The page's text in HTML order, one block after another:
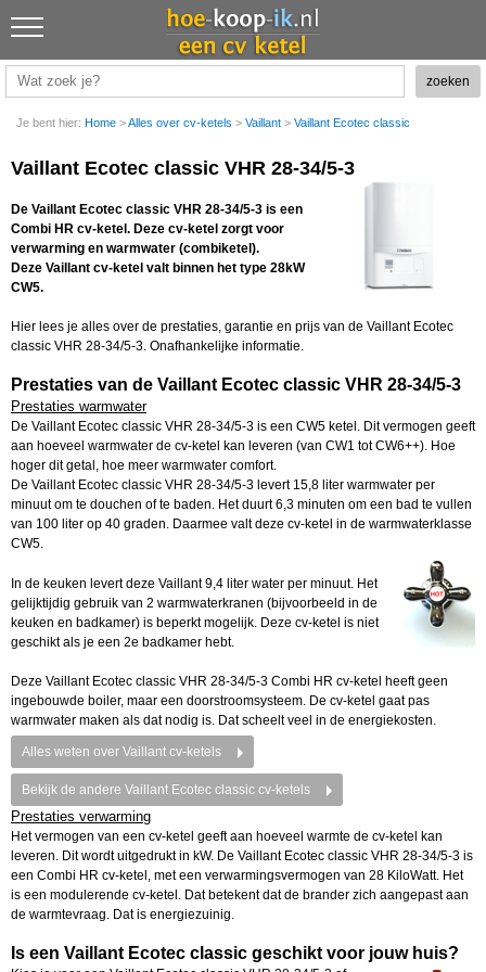
Je bent hier: Home >Alles over cv-ketels > Vaillant > Vaillant Ecotec classic
Vaillant Ecotec classic VHR 28-34/5-3
De Vaillant Ecotec classic VHR 28-34/5-3 is een
Combi HR cv-ketel. Deze cv-ketel zorgt voor
verwarming en warmwater (combiketel).
Deze Vaillant cv-ketel valt binnen het type 28kW
CW5.
Hier lees je alles over de prestaties, garantie en prijs van de Vaillant Ecotec
classic VHR 28-34/5-3. Onafhankelijke informatie.
Prestaties van de Vaillant Ecotec classic VHR 28-34/5-3
Prestaties warmwater
De Vaillant Ecotec classic VHR 28-34/5-3 is een CW5 ketel. Dit vermogen geeft
aan hoeveel warmwater de cv-ketel kan leveren (van CW1 tot CW6++). Hoe
hoger dit getal, hoe meer warmwater comfort.
De Vaillant Ecotec classic VHR 28-34/5-3 levert 15,8 liter warmwater per
minuut om te douchen of te baden. Het duurt 6,3 minuten om een bad te vullen
van 100 liter op 40 graden. Daarmee valt deze cv-ketel in de warmwaterklasse
CW5.
In de keuken levert deze Vaillant 9,4 liter water per minuut. Het
gelijktijdig gebruik van 2 warmwaterkranen (bijvoorbeeld in de
keuken en badkamer) is beperkt mogelijk. Deze cv-ketel is niet
geschikt als je een 2e badkamer hebt.
Deze Vaillant Ecotec classic VHR 28-34/5-3 Combi HR cv-ketel heeft geen
ingebouwde boiler, maar een doorstroomsysteem. De cv-ketel gaat pas
warmwater maken als dat nodig is. Dat scheelt veel in de energiekosten.
Alles weten over Vaillant cv-ketels
Bekijk de andere Vaillant Ecotec classic cv-ketels
Prestaties verwarming
Het vermogen van een cv-ketel geeft aan hoeveel warmte de cv-ketel kan
leveren. Dit wordt uitgedrukt in kW. De Vaillant Ecotec classic VHR 28-34/5-3 is
een Combi HR cv-ketel, met een verwarmingsvermogen van 28 KiloWatt. Het
is een modulerende cv-ketel. Dat betekent dat de brander zich aangepast aan
de warmtevraag. Dat is energiezuinig.
Is een Vaillant Ecotec classic geschikt voor jouw huis?